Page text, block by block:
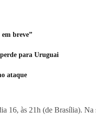
breve”
para Uruguai
ataque
às 21h (de Brasília).